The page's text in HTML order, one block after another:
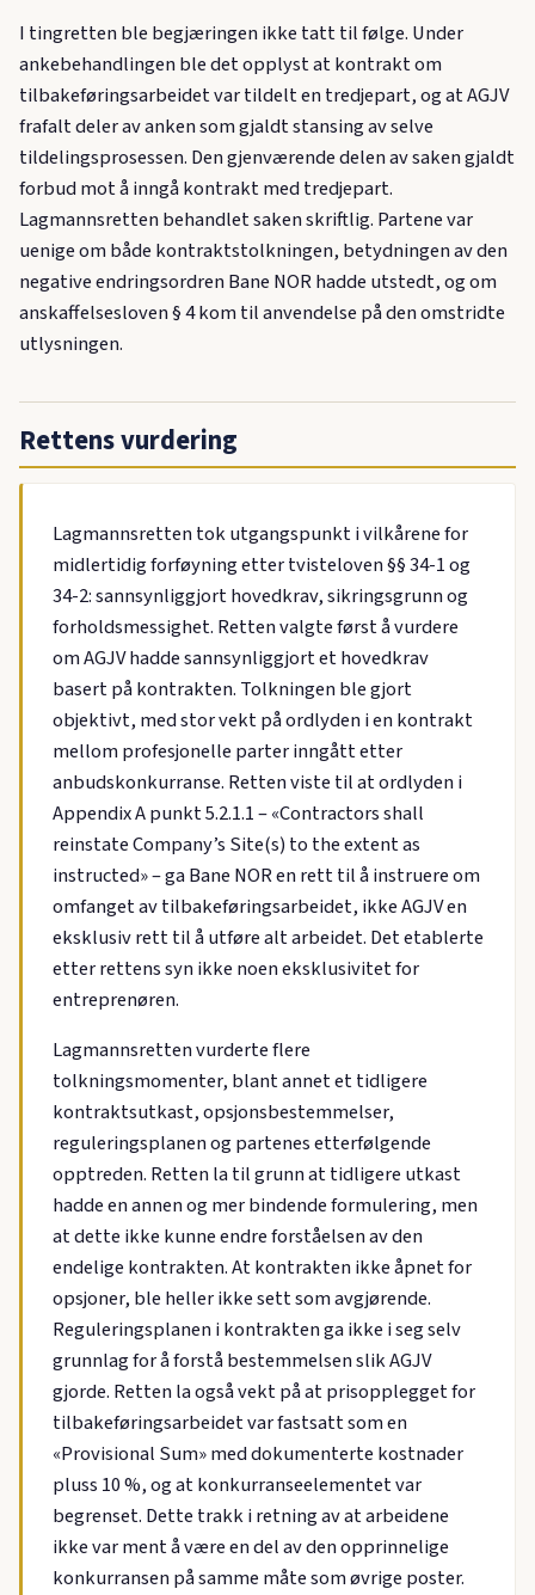
I tingretten ble begjæringen ikke tatt til følge. Under
ankebehandlingen ble det opplyst at kontrakt om
tilbakeføringsarbeidet var tildelt en tredjepart, og at AGJV
frafalt deler av anken som gjaldt stansing av selve
tildelingsprosessen. Den gjenværende delen av saken gjaldt
forbud mot å inngå kontrakt med tredjepart.
Lagmannsretten behandlet saken skriftlig. Partene var
uenige om både kontraktstolkningen, betydningen av den
negative endringsordren Bane NOR hadde utstedt, og om
anskaffelsesloven § 4 kom til anvendelse på den omstridte
utlysningen.
Rettens vurdering
Lagmannsretten tok utgangspunkt i vilkårene for
midlertidig forføyning etter tvisteloven §§ 34-1 og
34-2: sannsynliggjort hovedkrav, sikringsgrunn og
forholdsmessighet. Retten valgte først å vurdere
om AGJV hadde sannsynliggjort et hovedkrav
basert på kontrakten. Tolkningen ble gjort
objektivt, med stor vekt på ordlyden i en kontrakt
mellom profesjonelle parter inngått etter
anbudskonkurranse. Retten viste til at ordlyden i
Appendix A punkt 5.2.1.1 – «Contractors shall
reinstate Company’s Site(s) to the extent as
instructed» – ga Bane NOR en rett til å instruere om
omfanget av tilbakeføringsarbeidet, ikke AGJV en
eksklusiv rett til å utføre alt arbeidet. Det etablerte
etter rettens syn ikke noen eksklusivitet for
entreprenøren.
Lagmannsretten vurderte flere
tolkningsmomenter, blant annet et tidligere
kontraktsutkast, opsjonsbestemmelser,
reguleringsplanen og partenes etterfølgende
opptreden. Retten la til grunn at tidligere utkast
hadde en annen og mer bindende formulering, men
at dette ikke kunne endre forståelsen av den
endelige kontrakten. At kontrakten ikke åpnet for
opsjoner, ble heller ikke sett som avgjørende.
Reguleringsplanen i kontrakten ga ikke i seg selv
grunnlag for å forstå bestemmelsen slik AGJV
gjorde. Retten la også vekt på at prisopplegget for
tilbakeføringsarbeidet var fastsatt som en
«Provisional Sum» med dokumenterte kostnader
pluss 10 %, og at konkurranseelementet var
begrenset. Dette trakk i retning av at arbeidene
ikke var ment å være en del av den opprinnelige
konkurransen på samme måte som øvrige poster.